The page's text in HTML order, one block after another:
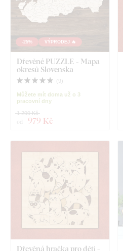
-25% VÝPRODEJ 🔥
Dřevěné PUZZLE - Mapa
okresů Slovenska
( 9)
Můžete mít doma už o 3
pracovní dny
od 979 Kč
1 299 Kč
Dřevěná hračka pro děti -